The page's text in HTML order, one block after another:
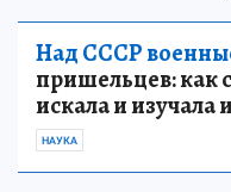
Над СССР
пришельцев: как
искала и изучала
НАУКА